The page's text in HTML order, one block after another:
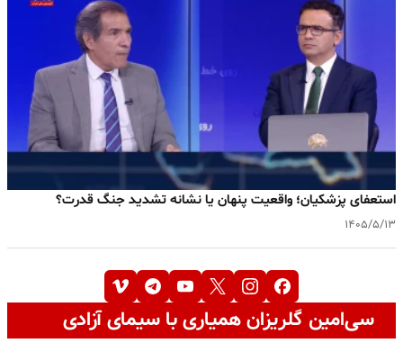
استعفای پزشکیان؛ واقعیت پنهان یا نشانه تشدید جنگ قدرت؟
۱۴۰۵/۵/۱۳
سی‌امین گلریزان همیاری با سیمای آزادی